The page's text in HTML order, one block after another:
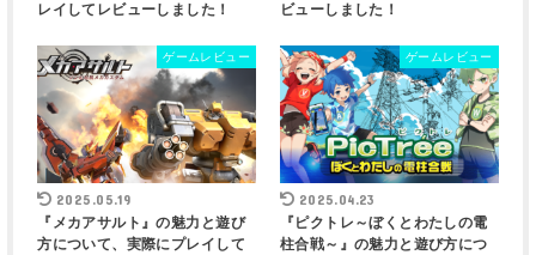
レイしてレビューしました！
ビューしました！
ゲームレビュー
2025.05.19
『メカアサルト』の魅力と遊び
方について、実際にプレイして
ゲームレビュー
2025.04.23
『ピクトレ～ぼくとわたしの電
柱合戦～』の魅力と遊び方につ